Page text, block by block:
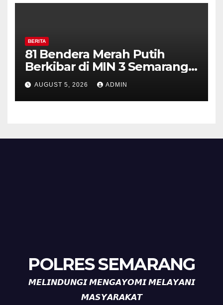
BERITA
81 Bendera Merah Putih
Berkibar di MIN 3 Semarang,
Bhabinkamtibmas Desa
Timpik Hadiri Peringatan
HUT ke-81 Kemerdekaan RI
AUGUST 5, 2026 ADMIN
POLRES SEMARANG
𝙈𝙀𝙇𝙄𝙉𝘿𝙐𝙉𝙂𝙄 𝙈𝙀𝙉𝙂𝘼𝙔𝙊𝙈𝙄 𝙈𝙀𝙇𝘼𝙔𝘼𝙉𝙄
𝙈𝘼𝙎𝙔𝘼𝙍𝘼𝙆𝘼𝙏